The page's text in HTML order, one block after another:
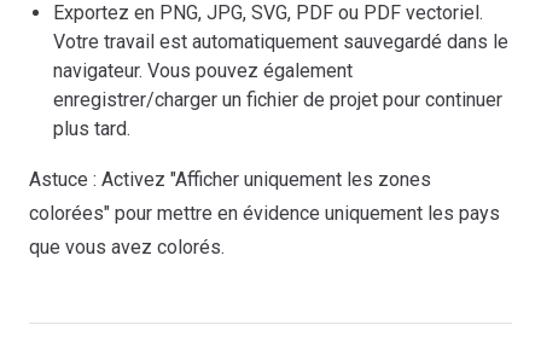
Exportez en PNG, JPG, SVG, PDF ou PDF vectoriel.
Votre travail est automatiquement sauvegardé dans le
navigateur. Vous pouvez également
enregistrer/charger un fichier de projet pour continuer
plus tard.
Astuce : Activez "Afficher uniquement les zones
colorées" pour mettre en évidence uniquement les pays
que vous avez colorés.